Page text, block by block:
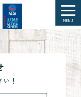
MENU
！